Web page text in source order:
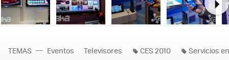
TEMAS Eventos Televisores CES 2010 Servicios